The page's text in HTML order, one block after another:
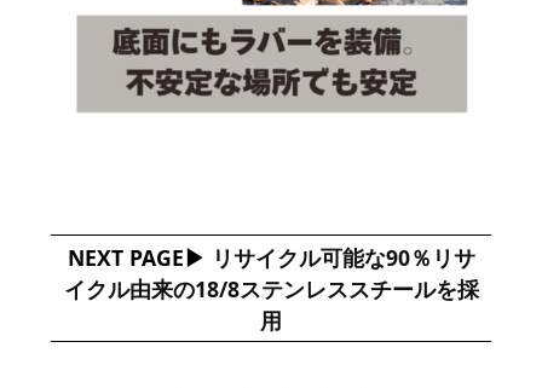
NEXT PAGE
リサイクル可能な90％リサ
イクル由来の18/8ステンレススチールを採
用